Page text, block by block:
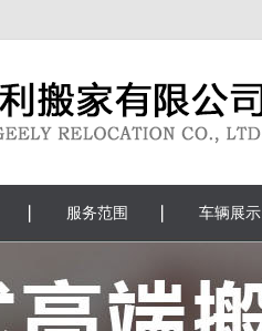
服务范围 车辆展示